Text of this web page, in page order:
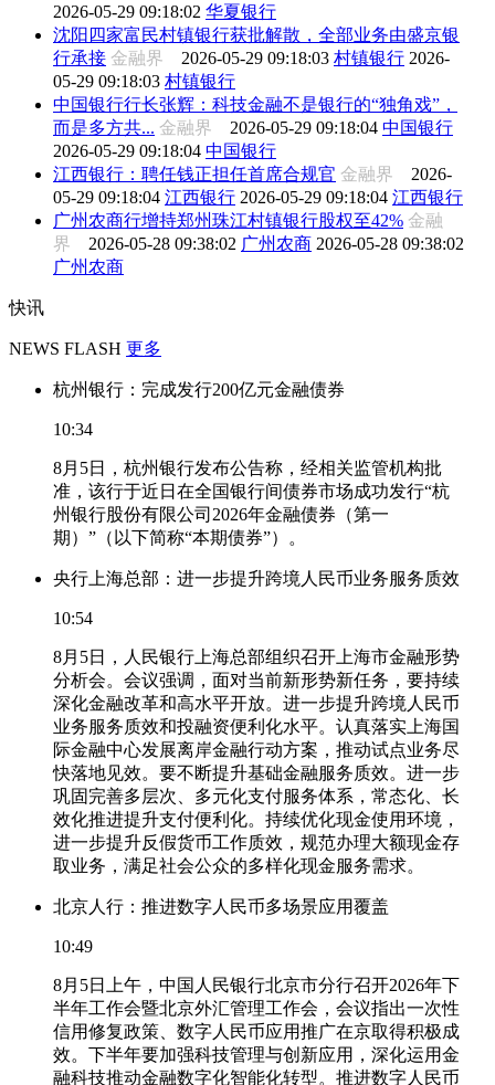
2026-05-29 09:18:02 华夏银行
沈阳四家富民村镇银行获批解散，全部业务由盛京银
行承接 金融界 2026-05-29 09:18:03 村镇银行 2026-
05-29 09:18:03 村镇银行
中国银行行长张辉：科技金融不是银行的“独角戏”，
而是多方共... 金融界 2026-05-29 09:18:04 中国银行
2026-05-29 09:18:04 中国银行
江西银行：聘任钱正担任首席合规官 金融界 2026-
05-29 09:18:04 江西银行 2026-05-29 09:18:04 江西银行
广州农商行增持郑州珠江村镇银行股权至42% 金融
界 2026-05-28 09:38:02 广州农商 2026-05-28 09:38:02
广州农商
快讯
NEWS FLASH 更多
杭州银行：完成发行200亿元金融债券
10:34
8月5日，杭州银行发布公告称，经相关监管机构批
准，该行于近日在全国银行间债券市场成功发行“杭
州银行股份有限公司2026年金融债券（第一
期）”（以下简称“本期债券”）。
央行上海总部：进一步提升跨境人民币业务服务质效
10:54
8月5日，人民银行上海总部组织召开上海市金融形势
分析会。会议强调，面对当前新形势新任务，要持续
深化金融改革和高水平开放。进一步提升跨境人民币
业务服务质效和投融资便利化水平。认真落实上海国
际金融中心发展离岸金融行动方案，推动试点业务尽
快落地见效。要不断提升基础金融服务质效。进一步
巩固完善多层次、多元化支付服务体系，常态化、长
效化推进提升支付便利化。持续优化现金使用环境，
进一步提升反假货币工作质效，规范办理大额现金存
取业务，满足社会公众的多样化现金服务需求。
北京人行：推进数字人民币多场景应用覆盖
10:49
8月5日上午，中国人民银行北京市分行召开2026年下
半年工作会暨北京外汇管理工作会，会议指出一次性
信用修复政策、数字人民币应用推广在京取得积极成
效。下半年要加强科技管理与创新应用，深化运用金
融科技推动金融数字化智能化转型。推进数字人民币